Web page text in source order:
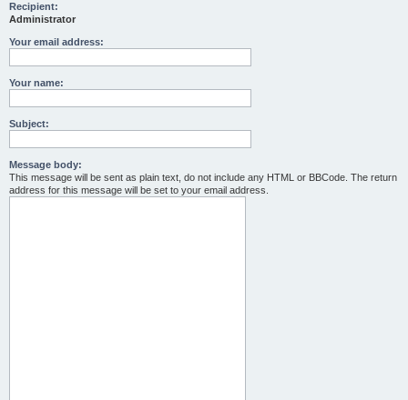
Recipient:
Administrator
Your email address:
Your name:
Subject:
Message body:
This message will be sent as plain text, do not include any HTML or BBCode. The return
address for this message will be set to your email address.